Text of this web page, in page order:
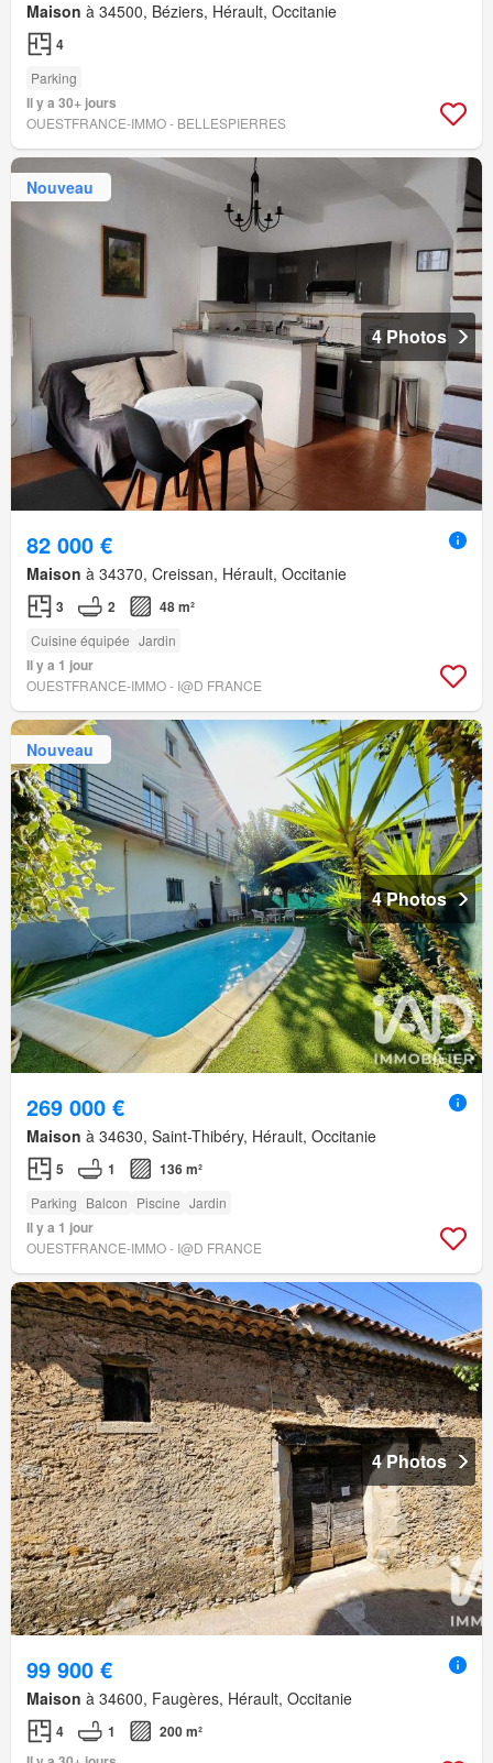
Maison à 34500, Béziers, Hérault, Occitanie
4
Parking
Il y a 30+ jours
OUESTFRANCE-IMMO - BELLESPIERRES
Nouveau
4 Photos
82 000 €
Maison à 34370, Creissan, Hérault, Occitanie
3 2 48 m²
Cuisine équipée Jardin
Il y a 1 jour
OUESTFRANCE-IMMO - I@D FRANCE
Nouveau
4 Photos
269 000 €
Maison à 34630, Saint-Thibéry, Hérault, Occitanie
5 1 136 m²
Parking Balcon Piscine Jardin
Il y a 1 jour
OUESTFRANCE-IMMO - I@D FRANCE
4 Photos
99 900 €
Maison à 34600, Faugères, Hérault, Occitanie
4 1
200 m²